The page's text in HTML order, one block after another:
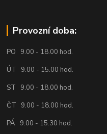
Provozní doba:
PO 9.00 - 18.00 hod.
ÚT 9.00 - 15.00 hod.
ST 9.00 - 18.00 hod.
ČT 9.00 - 18.00 hod.
PÁ 9.00 - 15.30 hod.